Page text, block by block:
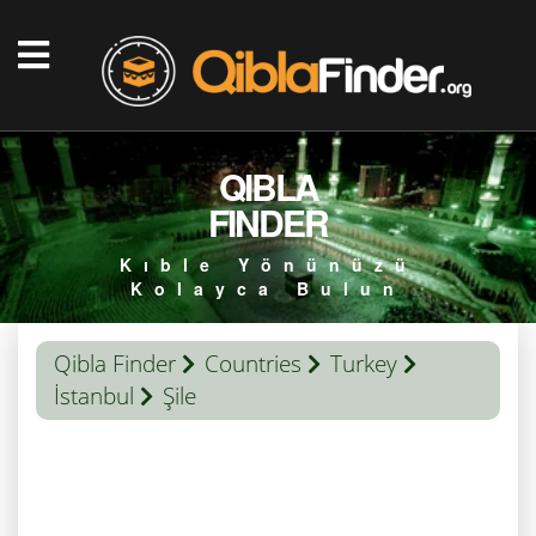
QIBLA
FINDER
Kıble Yönünüzü
Kolayca Bulun
Qibla Finder Countries
Turkey
İstanbul
Şile